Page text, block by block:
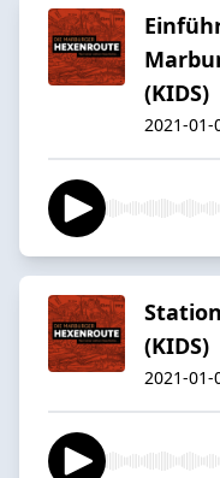
(KIDS)
2021-01-
(KIDS)
2021-01-